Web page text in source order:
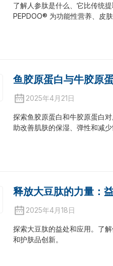
了解人参肽是什么、它比传统
PEPDOO® 为功能性营养、皮
鱼胶原蛋白与牛胶原
2025年4月21日
探索鱼胶原蛋白和牛胶原蛋白
助改善肌肤的保湿、弹性和减
释放大豆肽的力量：
2025年4月18日
探索大豆肽的益处和应用。了
和护肤品创新。